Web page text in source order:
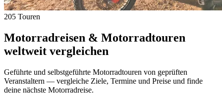
205 Touren
Motorradreisen & Motorradtouren
weltweit vergleichen
Geführte und selbstgeführte Motorradtouren von geprüften
Veranstaltern — vergleiche Ziele, Termine und Preise und finde
deine nächste Motorradreise.